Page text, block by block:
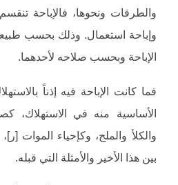
والطرقات ونحوها، فالإباحة
وإباحة استعمال. وذلك بحسب
الإباحة وبحسب صلاحه لأحدهما.
فما كانت الإباحة فيه إذناً
الأساسية منه في الاستهلاك،
والكلأ والملح، وكإحياء الموات
بين هذا الأخير والأمثلة التي قبله.